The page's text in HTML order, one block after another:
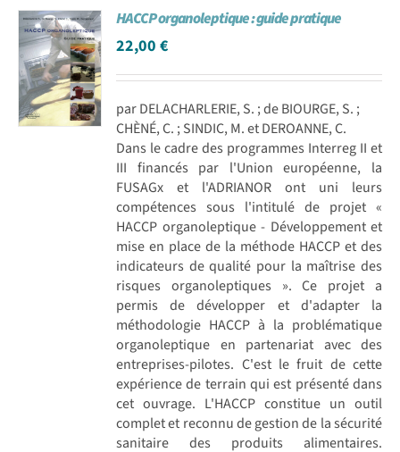
Achat en ligne
Panier WooCommerce
HACCP organoleptique : guide pratique
22,00€
par DELACHARLERIE, S. ; de BIOURGE, S. ;
CHÈNÉ, C. ; SINDIC, M. et DEROANNE, C.
Dans le cadre des programmes Interreg II et
III financés par l'Union européenne, la
FUSAGx et l'ADRIANOR ont uni leurs
compétences sous l'intitulé de projet «
HACCP organoleptique - Développement et
mise en place de la méthode HACCP et des
indicateurs de qualité pour la maîtrise des
risques organoleptiques ». Ce projet a
permis de développer et d'adapter la
méthodologie HACCP à la problématique
organoleptique en partenariat avec des
entreprises-pilotes. C'est le fruit de cette
expérience de terrain qui est présenté dans
cet ouvrage. L'HACCP constitue un outil
complet et reconnu de gestion de la sécurité
sanitaire des produits alimentaires.